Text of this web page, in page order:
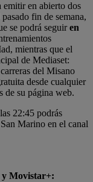
emitir en abierto dos
fin de semana,
se podrá seguiren
mientras que el
de Mediaset:
del Misano
desde cualquier
de su página web.
22:45 podrás
Marino en el canal
Movistar+: